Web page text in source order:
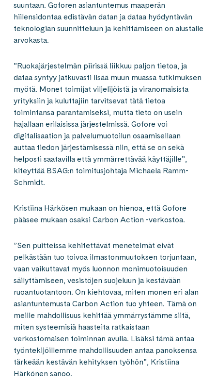
suuntaan. Goforen asiantuntemus maaperän
hiilensidontaa edistävän datan ja dataa hyödyntävän
teknologian suunnitteluun ja kehittämiseen on alustalle
arvokasta.
”Ruokajärjestelmän piirissä liikkuu paljon tietoa, ja
dataa syntyy jatkuvasti lisää muun muassa tutkimuksen
myötä. Monet toimijat viljelijöistä ja viranomaisista
yrityksiin ja kuluttajiin tarvitsevat tätä tietoa
toimintansa parantamiseksi, mutta tieto on usein
hajallaan erilaisissa järjestelmissä. Gofore voi
digitalisaation ja palvelumuotoilun osaamisellaan
auttaa tiedon järjestämisessä niin, että se on sekä
helposti saatavilla että ymmärrettävää käyttäjille”,
kiteyttää BSAG:n toimitusjohtaja Michaela Ramm-
Schmidt.
Kristiina Härkösen mukaan on hienoa, että Gofore
pääsee mukaan osaksi Carbon Action -verkostoa.
”Sen puitteissa kehitettävät menetelmät eivät
pelkästään tuo toivoa ilmastonmuutoksen torjuntaan,
vaan vaikuttavat myös luonnon monimuotoisuuden
säilyttämiseen, vesistöjen suojeluun ja kestävään
ruoantuotantoon. On kiehtovaa, miten monen eri alan
asiantuntemusta Carbon Action tuo yhteen. Tämä on
meille mahdollisuus kehittää ymmärrystämme siitä,
miten systeemisiä haasteita ratkaistaan
verkostomaisen toiminnan avulla. Lisäksi tämä antaa
työntekijöillemme mahdollisuuden antaa panoksensa
tärkeään kestävän kehityksen työhön”, Kristiina
Härkönen sanoo.